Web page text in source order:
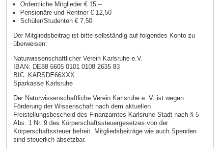
Ordentliche Mitglieder € 15,–
Pensionäre und Rentner € 12,50
Schüler/Studenten € 7,50
Der Mitgliedsbeitrag ist bitte selbständig auf folgendes Konto zu
überweisen:
Naturwissenschaftlicher Verein Karlsruhe e.V.
IBAN: DE88 6605 0101 0108 2635 83
BIC: KARSDE66XXX
Sparkasse Karlsruhe
Der Naturwissenschaftliche Verein Karlsruhe e. V. ist wegen
Förderung der Wissenschaft nach dem aktuellen
Freistellungsbescheid des Finanzamtes Karlsruhe-Stadt nach § 5
Abs. 1 Nr. 9 des Körperschaftssteuergesetzes von der
Körperschaftssteuer befreit. Mitgliedsbeiträge wie auch Spenden
sind steuerlich absetzbar.